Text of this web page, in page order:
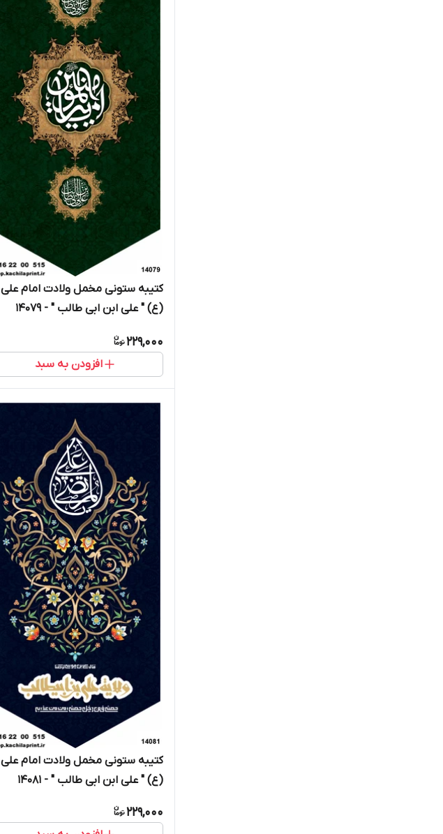
کتیبه ستونی مخمل ولادت امام علی
(ع) " علی ابن ابی طالب " - 14079
229,000
افزودن به سبد
کتیبه ستونی مخمل ولادت امام علی
(ع) " علی ابن ابی طالب " - 14081
229,000